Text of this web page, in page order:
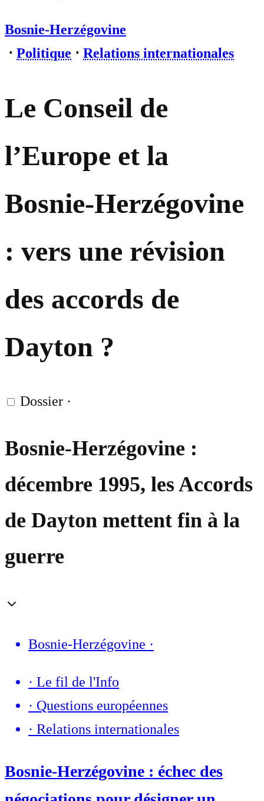
Bosnie-Herzégovine
⋅ Politique ⋅ Relations internationales
Le Conseil de
l’Europe et la
Bosnie-Herzégovine
: vers une révision
des accords de
Dayton ?
Dossier ·
Bosnie-Herzégovine :
décembre 1995, les Accords
de Dayton mettent fin à la
guerre
Bosnie-Herzégovine ·
· Le fil de l'Info
· Questions européennes
· Relations internationales
Bosnie-Herzégovine : échec des